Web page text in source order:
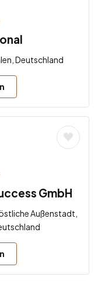
Deutschland
GmbH
Außenstadt,